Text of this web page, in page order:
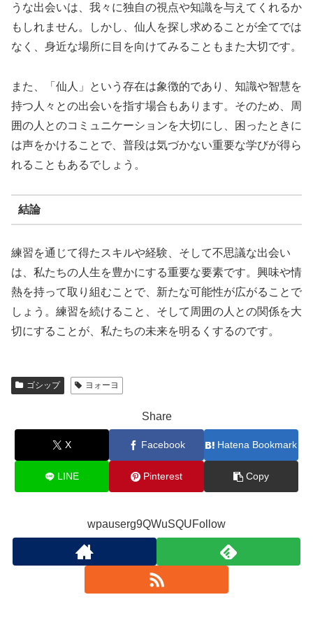
うな出会いは、我々に独自の視点や知識を与えてくれるか
もしれません。しかし、仙人を探し求めることが全てでは
なく、身近な場所に目を向けてみることもまた大切です。
また、「仙人」という存在は象徴的であり、知識や智慧を
持つ人々との出会いを指す場合もあります。そのため、周
囲の人とのコミュニケーションを大切にし、困ったときに
は声をかけることで、普段は気づかない重要な学びが得ら
れることもあるでしょう。
結論
練習を通じて得たスキルや経験、そして不思議な出会い
は、私たちの人生を豊かにする重要な要素です。興味や情
熱を持って取り組むことで、新たな可能性が広がることで
しょう。練習を続けること、そして周囲の人との関係を大
切にすることが、私たちの未来を明るくするのです。
ゴシップ ヨォーヨ
Share
X Facebook Hatena Bookmark
LINE Pinterest Copy
wpauserg9QWuSQUFollow